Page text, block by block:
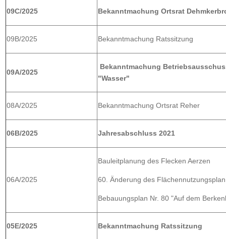
09C/2025 Bekanntmachung Ortsrat
09B/2025 Bekanntmachung Ratssitzung
09A/2025
Bekanntmachung
"Wasser"
08A/2025 Bekanntmachung Ortsrat Reher
06B/2025 Jahresabschluss 2021
06A/2025
Bauleitplanung des Flecken Aerzen
60. Änderung des
Bebauungsplan Nr. 80 "Auf dem
05E/2025 Bekanntmachung Ratssitzung